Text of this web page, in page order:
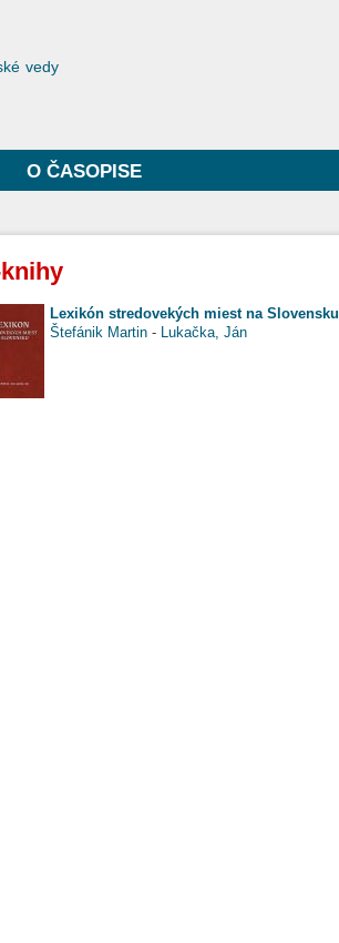
vedy
O ČASOPISE
Lexikón stredovekých miest na Slovensku
Štefánik Martin - Lukačka, Ján